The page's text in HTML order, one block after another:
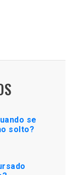
se
solto?